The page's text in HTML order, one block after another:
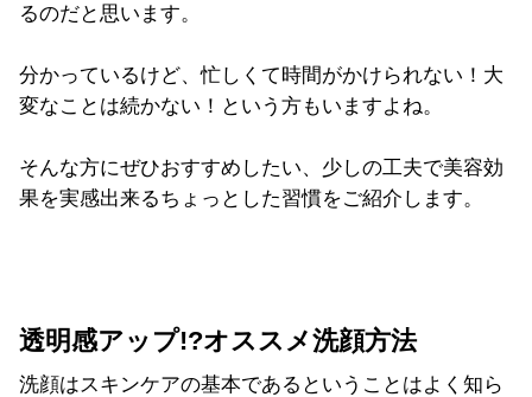
るのだと思います。
分かっているけど、忙しくて時間がかけられない！大
変なことは続かない！という方もいますよね。
そんな方にぜひおすすめしたい、少しの工夫で美容効
果を実感出来るちょっとした習慣をご紹介します。
透明感アップ!?オススメ洗顔方法
洗顔はスキンケアの基本であるということはよく知ら